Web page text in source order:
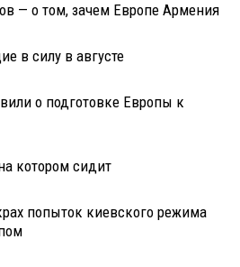
— о том, зачем Европе Армения
в силу в августе
о подготовке Европы к
котором сидит
попыток киевского режима